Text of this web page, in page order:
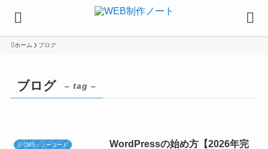
ホーム ブログ
ブログ – tag –
CMS・ノーコード
WordPressの始め方【2026年完